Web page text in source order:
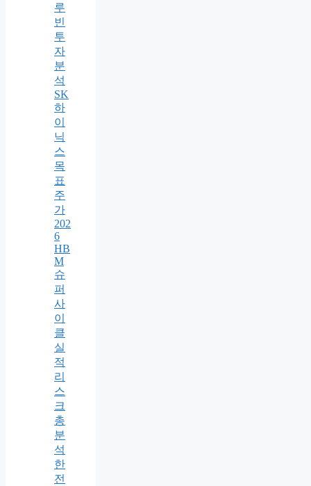
루
빈
투
자
분
석
SK
하
이
닉
스
목
표
주
가
202
6
HB
M
슈
퍼
사
이
클
실
적
리
스
크
총
분
석
한
전